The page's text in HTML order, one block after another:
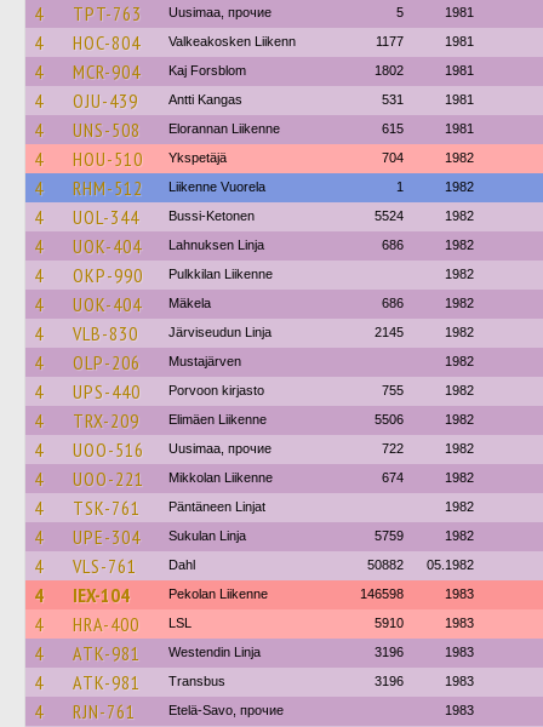
4 TPT-763 Uusimaa, прочие 5 1981
4 HOC-804 Valkeakosken Liikenn 1177 1981
4 MCR-904 Kaj Forsblom 1802 1981
4 OJU-439 Antti Kangas 531 1981
4 UNS-508 Elorannan Liikenne 615 1981
4 HOU-510 Ykspetäjä 704 1982
4 RHM-512 Liikenne Vuorela 1 1982
4 UOL-344 Bussi-Ketonen 5524 1982
4 UOK-404 Lahnuksen Linja 686 1982
4 OKP-990 Pulkkilan Liikenne 1982
4 UOK-404 Mäkela 686 1982
4 VLB-830 Järviseudun Linja 2145 1982
4 OLP-206 Mustajärven 1982
4 UPS-440 Porvoon kirjasto 755 1982
4 TRX-209 Elimäen Liikenne 5506 1982
4 UOO-516 Uusimaa, прочие 722 1982
4 UOO-221 Mikkolan Liikenne 674 1982
4 TSK-761 Päntäneen Linjat 1982
4 UPE-304 Sukulan Linja 5759 1982
4 VLS-761 Dahl 50882 05.1982
4 IEX-104 Pekolan Liikenne 146598 1983
4 HRA-400 LSL 5910 1983
4 ATK-981 Westendin Linja 3196 1983
4 ATK-981 Transbus 3196 1983
4 RJN-761 Etelä-Savo, прочие 1983